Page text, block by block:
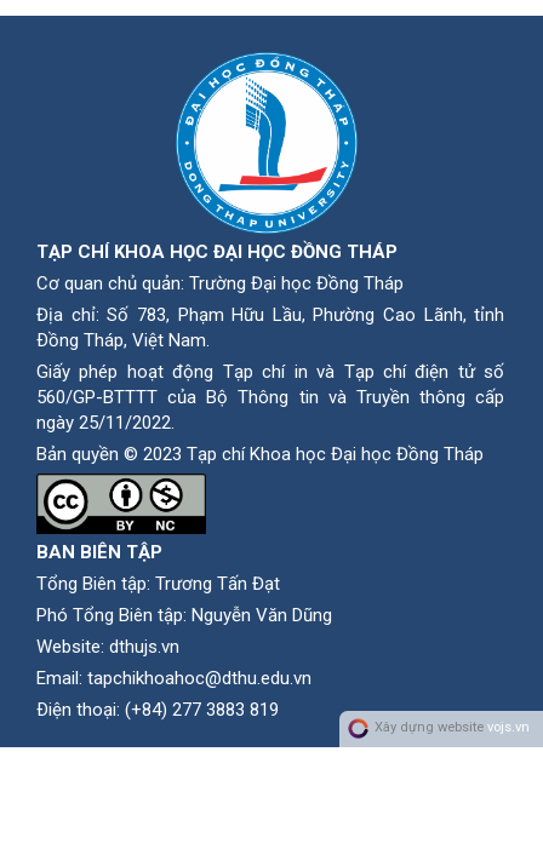
TẠP CHÍ KHOA HỌC ĐẠI HỌC ĐỒNG THÁP
Cơ quan chủ quản: Trường Đại học Đồng Tháp
Địa chỉ: Số 783, Phạm Hữu Lầu, Phường Cao Lãnh, tỉnh
Ðồng Tháp, Việt Nam.
Giấy phép hoạt động Tạp chí in và Tạp chí điện tử số
560/GP-BTTTT của Bộ Thông tin và Truyền thông cấp
ngày 25/11/2022.
Bản quyền © 2023 Tạp chí Khoa học Đại học Đồng Tháp
BAN BIÊN TẬP
Tổng Biên tập: Trương Tấn Đạt
Phó Tổng Biên tập: Nguyễn Văn Dũng
Website: dthujs.vn
Email: tapchikhoahoc@dthu.edu.vn
Ðiện thoại: (+84) 277 3883 819